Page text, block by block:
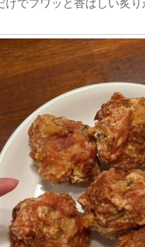
けでフワッと香ばしい炙り